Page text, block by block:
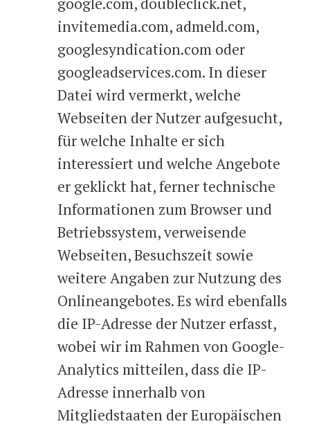
invitemedia.com, admeld.com,
googlesyndication.com oder
googleadservices.com. In dieser
Datei wird vermerkt, welche
Webseiten der Nutzer aufgesucht,
für welche Inhalte er sich
interessiert und welche Angebote
er geklickt hat, ferner technische
Informationen zum Browser und
Betriebssystem, verweisende
Webseiten, Besuchszeit sowie
weitere Angaben zur Nutzung des
Onlineangebotes. Es wird ebenfalls
die IP-Adresse der Nutzer erfasst,
wobei wir im Rahmen von Google-
Analytics mitteilen, dass die IP-
Adresse innerhalb von
Mitgliedstaaten der Europäischen